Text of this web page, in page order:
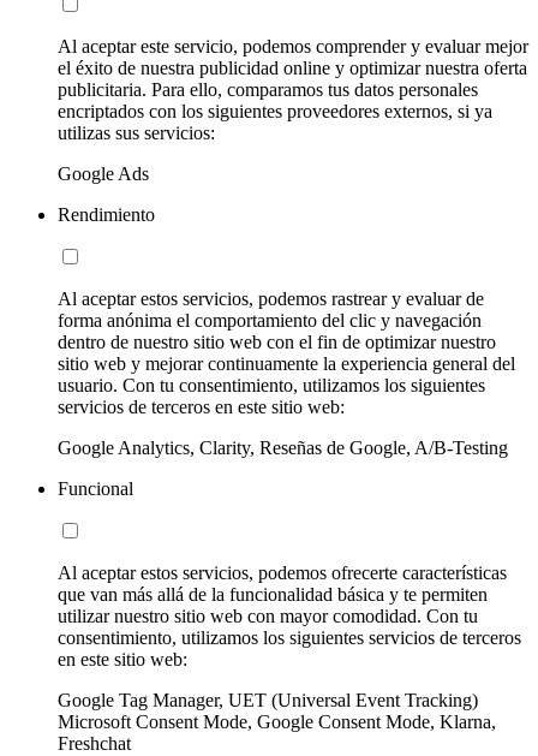
Al aceptar este servicio, podemos comprender y evaluar mejor
el éxito de nuestra publicidad online y optimizar nuestra oferta
publicitaria. Para ello, comparamos tus datos personales
encriptados con los siguientes proveedores externos, si ya
utilizas sus servicios:
Google Ads
Rendimiento
Al aceptar estos servicios, podemos rastrear y evaluar de
forma anónima el comportamiento del clic y navegación
dentro de nuestro sitio web con el fin de optimizar nuestro
sitio web y mejorar continuamente la experiencia general del
usuario. Con tu consentimiento, utilizamos los siguientes
servicios de terceros en este sitio web:
Google Analytics, Clarity, Reseñas de Google, A/B-Testing
Funcional
Al aceptar estos servicios, podemos ofrecerte características
que van más allá de la funcionalidad básica y te permiten
utilizar nuestro sitio web con mayor comodidad. Con tu
consentimiento, utilizamos los siguientes servicios de terceros
en este sitio web:
Google Tag Manager, UET (Universal Event Tracking)
Microsoft Consent Mode, Google Consent Mode, Klarna,
Freshchat